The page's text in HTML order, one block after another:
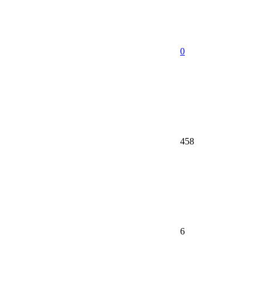
0
458
6